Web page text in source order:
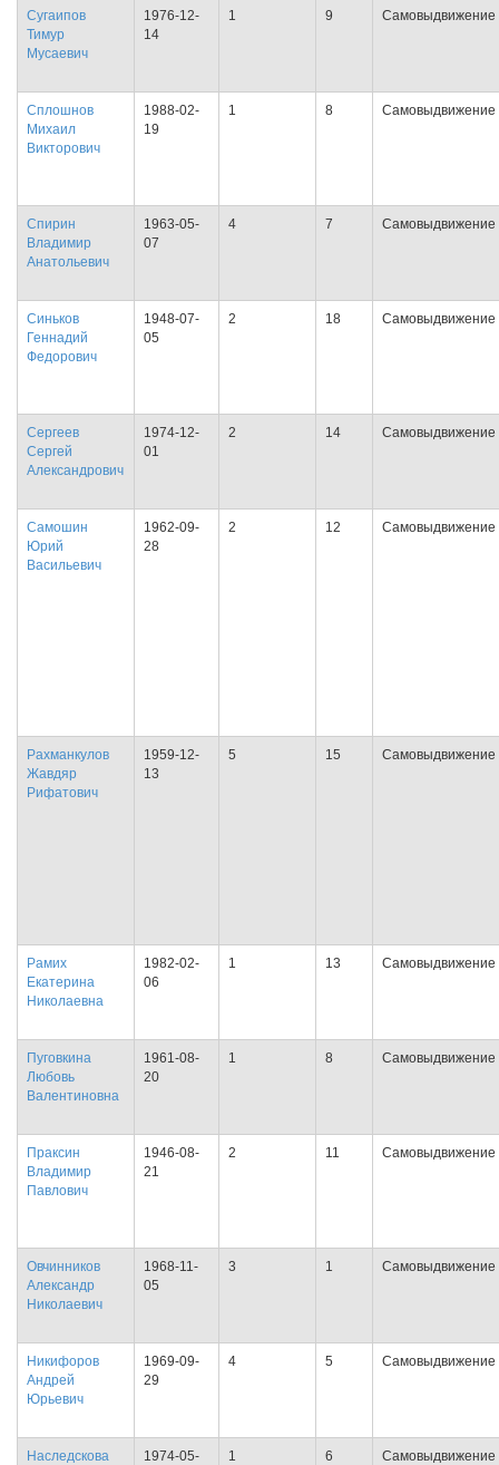
Сугаипов
Тимур
Мусаевич
1976-12-
14
1 9 Самовыдвижение
Сплошнов
Михаил
Викторович
1988-02-
19
1 8 Самовыдвижение
Спирин
Владимир
Анатольевич
1963-05-
07
4 7 Самовыдвижение
Синьков
Геннадий
Федорович
1948-07-
05
2 18 Самовыдвижение
Сергеев
Сергей
Александрович
1974-12-
01
2 14 Самовыдвижение
Самошин
Юрий
Васильевич
1962-09-
28
2 12 Самовыдвижение
Рахманкулов
Жавдяр
Рифатович
1959-12-
13
5 15 Самовыдвижение
Рамих
Екатерина
Николаевна
1982-02-
06
1 13 Самовыдвижение
Пуговкина
Любовь
Валентиновна
1961-08-
20
1 8 Самовыдвижение
Праксин
Владимир
Павлович
1946-08-
21
2 11 Самовыдвижение
Овчинников
Александр
Николаевич
1968-11-
05
3 1 Самовыдвижение
Никифоров
Андрей
Юрьевич
1969-09-
29
4 5 Самовыдвижение
Наследскова
1974-05-
1 6 Самовыдвижение